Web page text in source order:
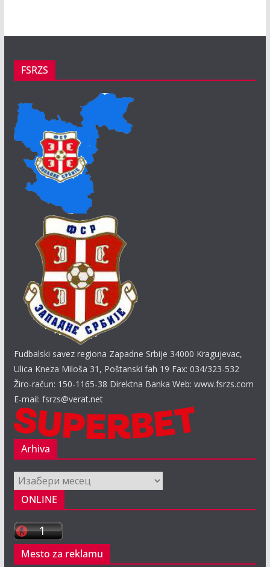
FSRZS
Fudbalski savez regiona Zapadne Srbije 34000 Kragujevac,
Ulica Kneza Miloša 31, Poštanski fah 19 Fax: 034/323-532
Žiro-račun: 150-1165-38 Direktna Banka Web: www.fsrzs.com
E-mail: fsrzs@verat.net
Arhiva
Arhiva
ONLINE
Mesto za reklamu